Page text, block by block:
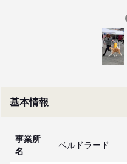
基本情報
事業所
名
ベルドラード